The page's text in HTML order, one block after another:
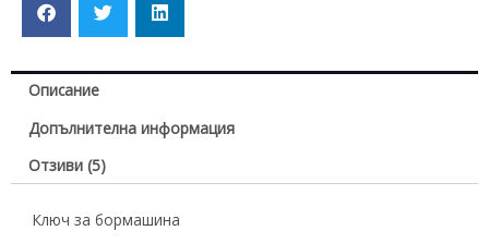
Описание
Допълнителна информация
Отзиви (5)
Ключ за бормашина